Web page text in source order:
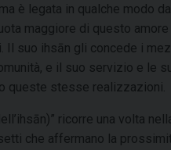
è legata in qualche modo
maggiore di questo
Il suo ihsān gli concede i
e il suo servizio e le
queste stesse realizzazioni.
ricorre una volta
che affermano la